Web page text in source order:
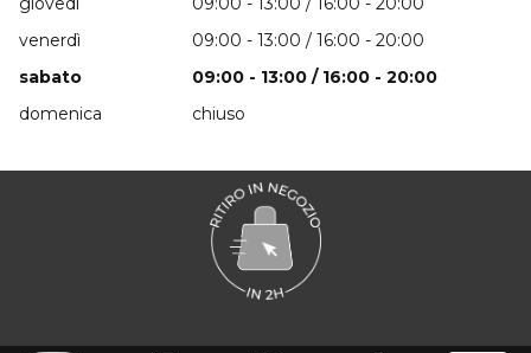
venerdì
09:00 - 13:00 / 16:00 - 20:00
sabato
09:00 - 13:00 / 16:00 - 20:00
domenica
chiuso